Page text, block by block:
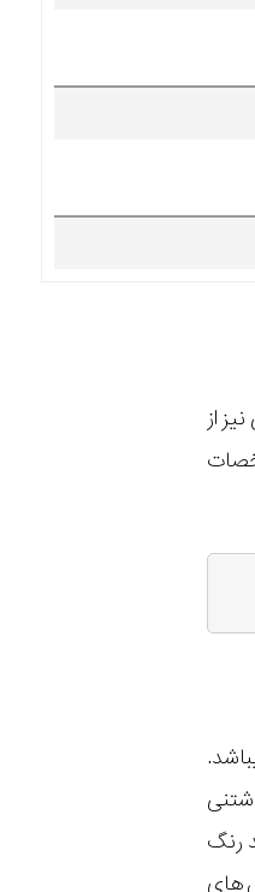
از
رنگ
های